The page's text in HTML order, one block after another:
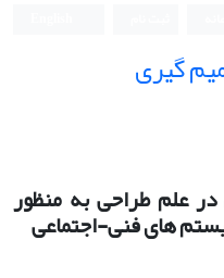
گیری
علم طراحی به منظور
های فنی-اجتماعی